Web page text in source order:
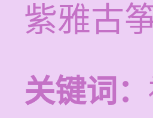
紫雅古
关键词：